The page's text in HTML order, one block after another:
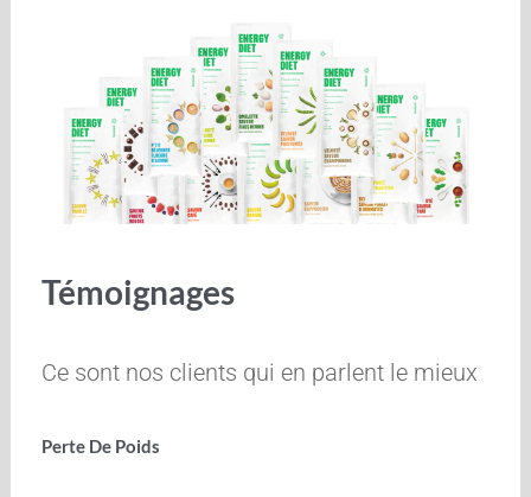
Témoignages
Ce sont nos clients qui en parlent le mieux
Perte De Poids